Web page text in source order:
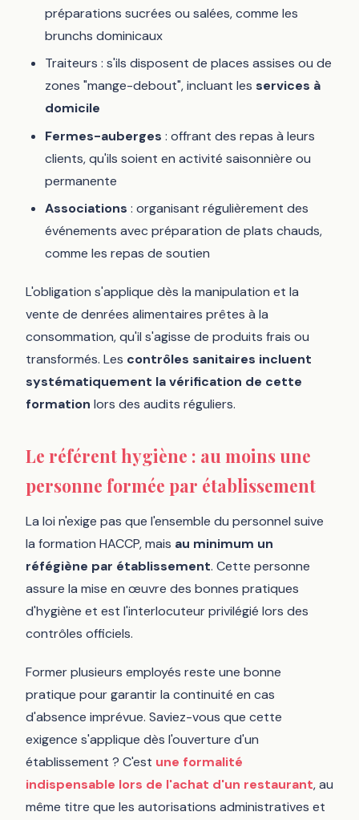
préparations sucrées ou salées, comme les
brunchs dominicaux
Traiteurs : s'ils disposent de places assises ou de
zones "mange-debout", incluant les services à
domicile
Fermes-auberges : offrant des repas à leurs
clients, qu'ils soient en activité saisonnière ou
permanente
Associations : organisant régulièrement des
événements avec préparation de plats chauds,
comme les repas de soutien
L'obligation s'applique dès la manipulation et la
vente de denrées alimentaires prêtes à la
consommation, qu'il s'agisse de produits frais ou
transformés. Les contrôles sanitaires incluent
systématiquement la vérification de cette
formation lors des audits réguliers.
Le référent hygiène : au moins une
personne formée par établissement
La loi n'exige pas que l'ensemble du personnel suive
la formation HACCP, mais au minimum un
réfégiène par établissement. Cette personne
assure la mise en œuvre des bonnes pratiques
d'hygiène et est l'interlocuteur privilégié lors des
contrôles officiels.
Former plusieurs employés reste une bonne
pratique pour garantir la continuité en cas
d'absence imprévue. Saviez-vous que cette
exigence s'applique dès l'ouverture d'un
établissement ? C'est une formalité
indispensable lors de l'achat d'un restaurant, au
même titre que les autorisations administratives et